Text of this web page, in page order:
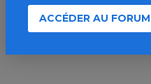
ACCÉDER AU FORUM